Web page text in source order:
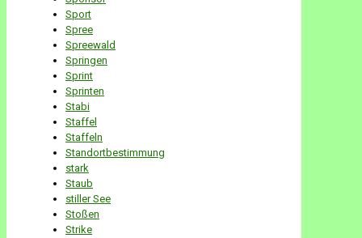
Sport
Spree
Spreewald
Springen
Sprint
Sprinten
Stabi
Staffel
Staffeln
Standortbestimmung
stark
Staub
stiller See
Stoßen
Strike